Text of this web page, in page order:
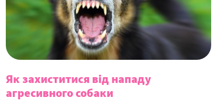
Як захиститися від нападу
агресивного собаки